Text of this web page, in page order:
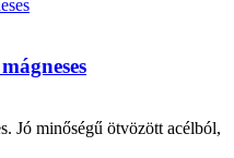
Jó minőségű ötvözött acélból,